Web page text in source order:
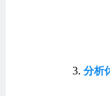
分析